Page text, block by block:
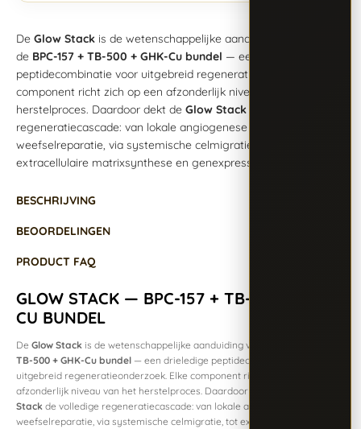
De Glow Stack is de wetenschappelijke aanduiding voor
de BPC-157 + TB-500 + GHK-Cu bundel — een drieledige
peptidecombinatie voor uitgebreid regeneratieonderzoek. Elke
component richt zich op een afzonderlijk niveau van het
herstelproces. Daardoor dekt de Glow Stack
regeneratiecascade: van lokale angiogenese en
weefselreparatie, via systemische celmigratie, tot
extracellulaire matrixsynthese en genexpressie­modulatie.
BESCHRIJVING
BEOORDELINGEN
PRODUCT FAQ
GLOW STACK — BPC-157 + TB-500 + GHK-
CU BUNDEL
De Glow Stack is de wetenschappelijke aanduiding voor de
TB-500 + GHK-Cu bundel — een drieledige peptidecombinatie voor
uitgebreid regeneratieonderzoek. Elke component richt zich op een
afzonderlijk niveau van het herstelproces. Daardoor dekt de
Stack de volledige regeneratiecascade: van lokale angiogenese en
weefselreparatie, via systemische celmigratie, tot extracellulaire